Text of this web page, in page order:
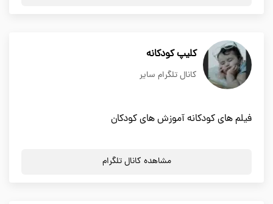
کلیپ کودکانه
کانال تلگرام سایر
فیلم های کودکانه آموزش های کودکان
مشاهده کانال تلگرام